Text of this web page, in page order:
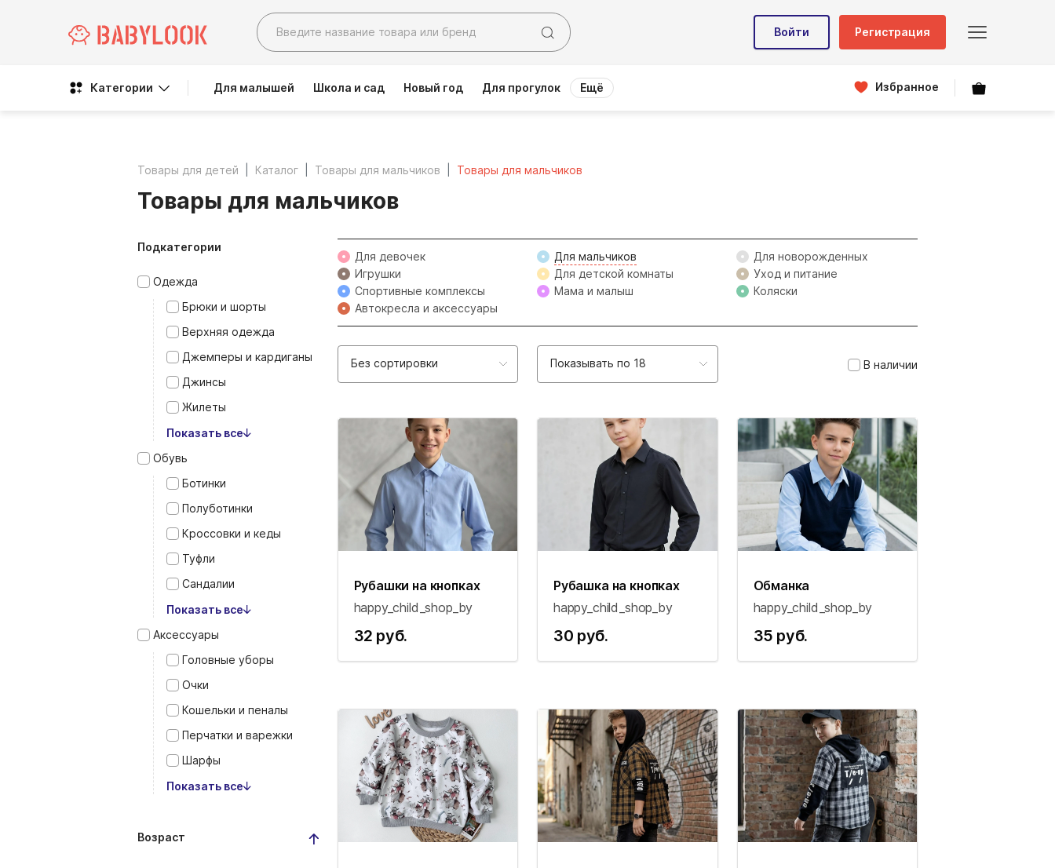
Войти Регистрация
Категории Для малышей Школа и сад Новый год Для прогулок Ещё Избранное
Товары для детей Каталог Товары для мальчиков Товары для мальчиков
Товары для мальчиков
Подкатегории
Одежда
Брюки и шорты
Верхняя одежда
Джемперы и кардиганы
Джинсы
Жилеты
Показать все
Обувь
Ботинки
Полуботинки
Кроссовки и кеды
Туфли
Сандалии
Показать все
Аксессуары
Головные уборы
Очки
Кошельки и пеналы
Перчатки и варежки
Шарфы
Показать все
Возраст
Для девочек Для мальчиков
Для новорожденных
Игрушки
Для детской комнаты
Уход и питание
Спортивные комплексы
Мама и малыш
Коляски
Автокресла и аксессуары
Без сортировки Показывать по 18 В наличии
Рубашки на кнопках
happy_child_shop_by
32 руб.
Рубашка на кнопках
happy_child_shop_by
30 руб.
Обманка
happy_child_shop_by
35 руб.